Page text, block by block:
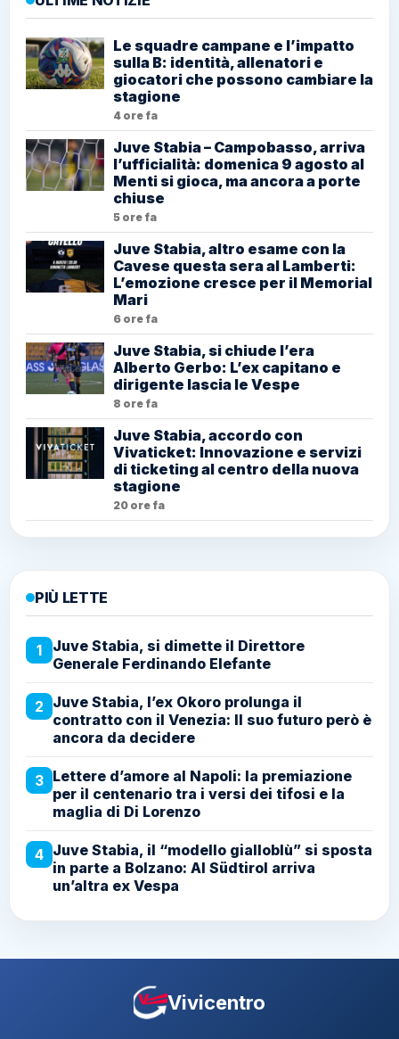
Le squadre campane e l’impatto
sulla B: identità, allenatori e
giocatori che possono cambiare la
stagione
4 ore fa
Juve Stabia – Campobasso, arriva
l’ufficialità: domenica 9 agosto al
Menti si gioca, ma ancora a porte
chiuse
5 ore fa
Juve Stabia, altro esame con la
Cavese questa sera al Lamberti:
L’emozione cresce per il Memorial
Mari
6 ore fa
Juve Stabia, si chiude l’era
Alberto Gerbo: L’ex capitano e
dirigente lascia le Vespe
8 ore fa
Juve Stabia, accordo con
Vivaticket: Innovazione e servizi
di ticketing al centro della nuova
stagione
20 ore fa
PIÙ LETTE
1
Juve Stabia, si dimette il Direttore
Generale Ferdinando Elefante
2 Juve Stabia, l’ex Okoro prolunga il
contratto con il Venezia: Il suo futuro però è
ancora da decidere
3 Lettere d’amore al Napoli: la premiazione
per il centenario tra i versi dei tifosi e la
maglia di Di Lorenzo
4 Juve Stabia, il “modello gialloblù” si sposta
in parte a Bolzano: Al Südtirol arriva
un’altra ex Vespa
Vivicentro